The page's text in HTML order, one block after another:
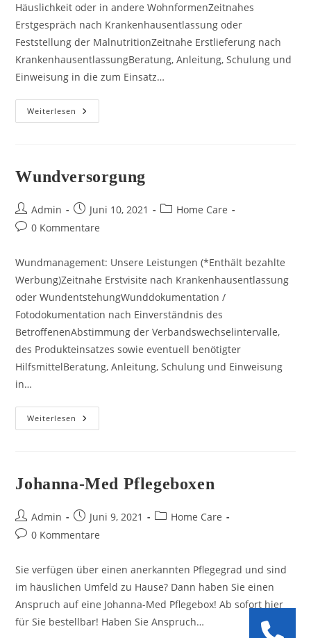
Häuslichkeit oder in andere WohnformenZeitnahes
Erstgespräch nach Krankenhausentlassung oder
Feststellung der MalnutritionZeitnahe Erstlieferung nach
KrankenhausentlassungBeratung, Anleitung, Schulung und
Einweisung in die zum Einsatz…
Weiterlesen Enterale
&
Wundversorgung
Beitrags-
Autor:
Admin
Beitrag
veröffentlicht:
Juni 10, 2021
Beitrags-
Home Care
Beitrags-
0 Kommentare
Wundmanagement: Unsere Leistungen (*Enthält bezahlte
Werbung)Zeitnahe Erstvisite nach Krankenhausentlassung
oder WundentstehungWunddokumentation /
Fotodokumentation nach Einverständnis des
BetroffenenAbstimmung der Verbandswechselintervalle,
des Produkteinsatzes sowie eventuell benötigter
HilfsmittelBeratung, Anleitung, Schulung und Einweisung
in…
Weiterlesen Wundversorgung
Johanna-Med Pflegeboxen
Beitrags-
Autor:
Admin
Beitrag
veröffentlicht:
Juni 9, 2021
Beitrags-
Home Care
Beitrags-
0 Kommentare
Sie verfügen über einen anerkannten Pflegegrad und sind
im häuslichen Umfeld zu Hause? Dann haben Sie einen
Anspruch auf eine Johanna-Med Pflegebox! Ab sofort hier
für Sie bestellbar! Haben Sie Anspruch…